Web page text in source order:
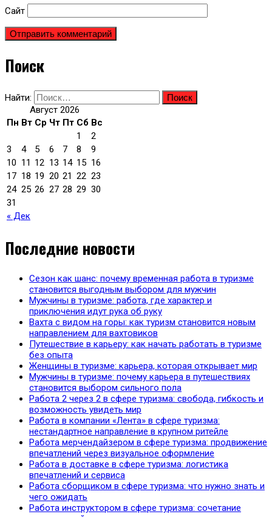
Сайт
Поиск
Найти:
Август 2026
Пн Вт Ср Чт Пт Сб Вс
« Дек
1
2
3
4 5 6 7 8
9
10 11 12 13 14 15 16
17 18 19 20 21 22 23
24 25 26 27 28 29 30
31
Последние новости
Сезон как шанс: почему временная работа в туризме
становится выгодным выбором для мужчин
Мужчины в туризме: работа, где характер и
приключения идут рука об руку
Вахта с видом на горы: как туризм становится новым
направлением для вахтовиков
Путешествие в карьеру: как начать работать в туризме
без опыта
Женщины в туризме: карьера, которая открывает мир
Мужчины в туризме: почему карьера в путешествиях
становится выбором сильного пола
Работа 2 через 2 в сфере туризма: свобода, гибкость и
возможность увидеть мир
Работа в компании «Лента» в сфере туризма:
нестандартное направление в крупном ритейле
Работа мерчендайзером в сфере туризма: продвижение
впечатлений через визуальное оформление
Работа в доставке в сфере туризма: логистика
впечатлений и сервиса
Работа сборщиком в сфере туризма: что нужно знать и
чего ожидать
Работа инструктором в сфере туризма: сочетание